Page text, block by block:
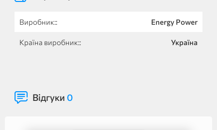
Виробник:: Energy Power
Країна виробник:: Україна
Відгуки 0